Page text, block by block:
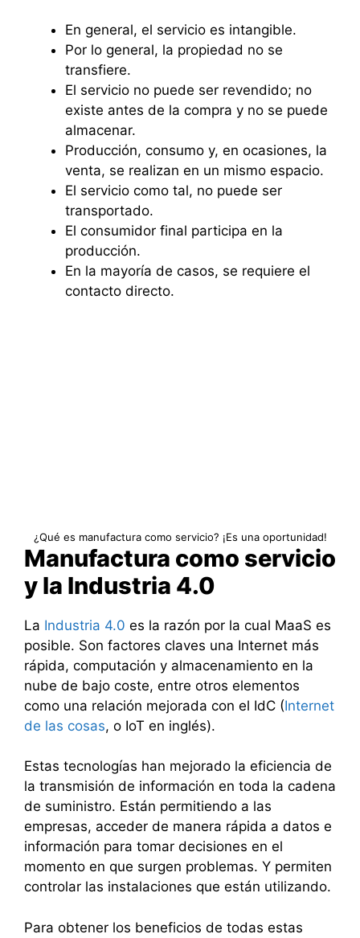
En general, el servicio es intangible.
Por lo general, la propiedad no se
transfiere.
El servicio no puede ser revendido; no
existe antes de la compra y no se puede
almacenar.
Producción, consumo y, en ocasiones, la
venta, se realizan en un mismo espacio.
El servicio como tal, no puede ser
transportado.
El consumidor final participa en la
producción.
En la mayoría de casos, se requiere el
contacto directo.
¿Qué es manufactura como servicio? ¡Es una oportunidad!
Manufactura como servicio
y la Industria 4.0
La Industria 4.0 es la razón por la cual MaaS es
posible. Son factores claves una Internet más
rápida, computación y almacenamiento en la
nube de bajo coste, entre otros elementos
como una relación mejorada con el IdC (Internet
de las cosas, o IoT en inglés).
Estas tecnologías han mejorado la eficiencia de
la transmisión de información en toda la cadena
de suministro. Están permitiendo a las
empresas, acceder de manera rápida a datos e
información para tomar decisiones en el
momento en que surgen problemas. Y permiten
controlar las instalaciones que están utilizando.
Para obtener los beneficios de todas estas